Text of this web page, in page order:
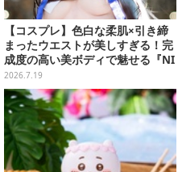
【コスプレ】色白な柔肌×引き締
まったウエストが美しすぎる！完
成度の高い美ボディで魅せる『NI
KKE』ヘンゼルの美女レイヤー
【写真9枚】
2026.7.19